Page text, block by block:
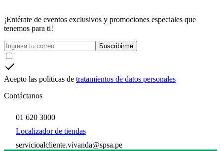
¡Entérate de eventos exclusivos y promociones especiales que
tenemos para ti!
Suscribirme
Acepto las políticas de tratamientos de datos personales
Contáctanos
01 620 3000
Localizador de tiendas
servicioalcliente.vivanda@spsa.pe